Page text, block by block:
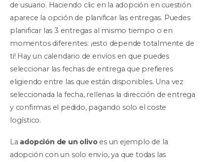
de usuario. Haciendo clic en la adopción en cuestión
aparece la opción de planificar las entregas. Puedes
planificar las 3 entregas al mismo tiempo o en
momentos diferentes: ¡esto depende totalmente de
ti! Hay un calendario de envíos en que puedes
seleccionar las fechas de entrega que prefieres
eligiendo entre las que están disponibles. Una vez
seleccionada la fecha, rellenas la dirección de entrega
y confirmas el pedido, pagando solo el coste
logístico.
La adopción de un olivoes un ejemplo de la
adopción con un solo envío, ya que todas las